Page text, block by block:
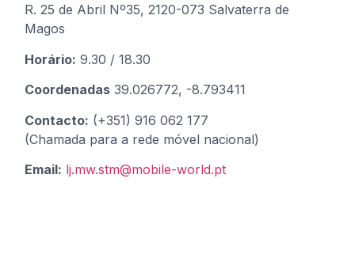
R. 25 de Abril Nº35, 2120-073 Salvaterra de
Magos
Horário: 9.30 / 18.30
Coordenadas 39.026772, -8.793411
Contacto: (+351) 916 062 177
(Chamada para a rede móvel nacional)
Email: lj.mw.stm@mobile-world.pt